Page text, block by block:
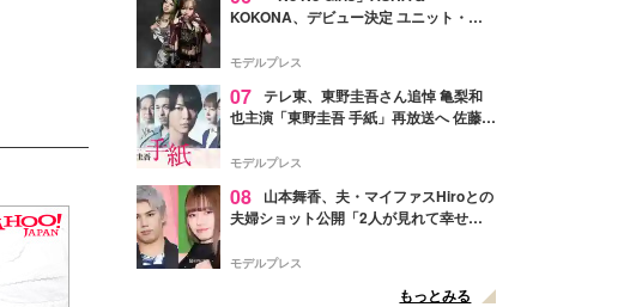
KOKONA、デビュー決定 ユニット・
リリースへ
モデルプレス
07 テレ東、東野圭吾さん追悼 亀梨和
也主演「東野圭吾 手紙」再放送へ 佐藤隆
モデルプレス
08
山本舞香、夫・マイファスHiroとの
夫婦ショット公開「2人が見れて幸せ」
モデルプレス
もっとみる